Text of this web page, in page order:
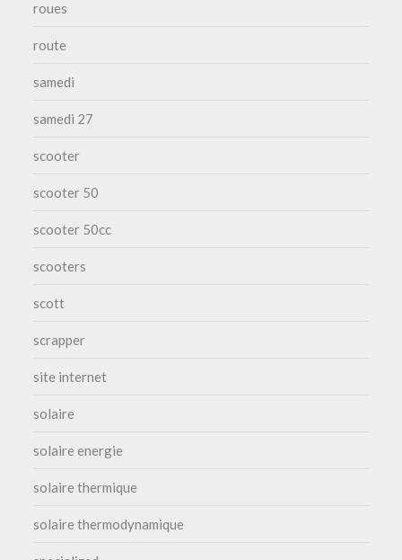
roues
route
samedi
samedi 27
scooter
scooter 50
scooter 50cc
scooters
scott
scrapper
site internet
solaire
solaire energie
solaire thermique
solaire thermodynamique